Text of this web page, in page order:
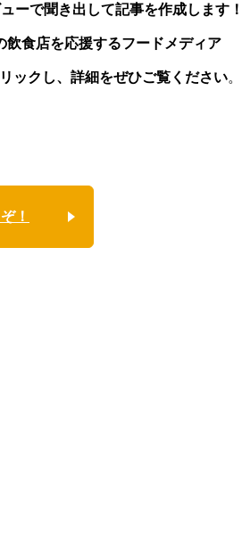
ーで聞き出して記事を作成します！
食店を応援するフードメディア
ックし、詳細をぜひご覧ください。
！